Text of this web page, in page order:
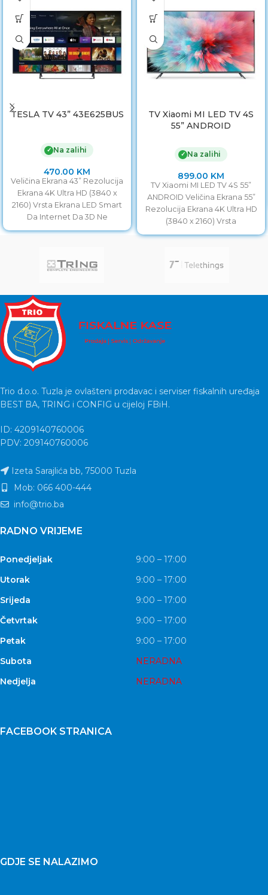
TESLA TV 43” 43E625BUS
✓ Na zalihi
470.00 KM
Veličina Ekrana 43” Rezolucija
Ekrana 4K Ultra HD (3840 x
2160) Vrsta Ekrana LED Smart
Da Internet Da 3D Ne
TV Xiaomi MI LED TV 4S
55” ANDROID
✓ Na zalihi
899.00 KM
TV Xiaomi MI LED TV 4S 55”
ANDROID Veličina Ekrana 55”
Rezolucija Ekrana 4K Ultra HD
(3840 x 2160) Vrsta
Trio d.o.o. Tuzla je ovlašteni prodavac i serviser fiskalnih uređaja
BEST BA, TRING i CONFIG u cijeloj FBiH.
ID: 4209140760006
PDV: 209140760006
Izeta Sarajlića bb, 75000 Tuzla
Mob: 066 400-444
info@trio.ba
RADNO VRIJEME
Ponedjeljak
9:00 – 17:00
Utorak
9:00 – 17:00
Srijeda
9:00 – 17:00
Četvrtak
9:00 – 17:00
Petak
9:00 – 17:00
Subota
NERADNA
Nedjelja
NERADNA
FACEBOOK STRANICA
GDJE SE NALAZIMO